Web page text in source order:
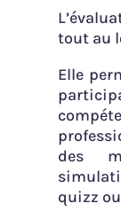
tout au
Elle
des
quizz